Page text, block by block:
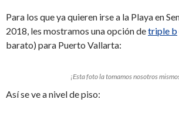
Para los que ya quieren irse a la Playa en
2018, les mostramos una opción detriple b
barato) para Puerto Vallarta:
¡Esta foto la tomamos nosotros
Así se ve a nivel de piso: